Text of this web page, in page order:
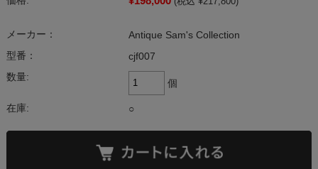
メーカー：
Antique Sam's Collection
型番：
cjf007
数量:
個
在庫: ○